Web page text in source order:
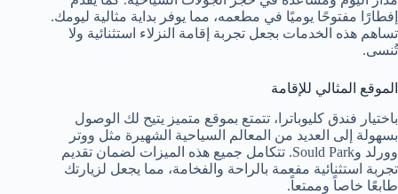
إفطارًا مفتوحًا يوميًا في مطعمه، مما يوفر بداية مثالية ليومك.
تساهم هذه الخدمات بجعل تجربة إقامة النزلاء استثنائية ولا
تُنسى.
الموقع المثالي للإقامة
باختيار فندق كليوباترا، تتمتع بموقع متميز يتيح لك الوصول
بسهولة إلى العديد من المعالم السياحية الشهيرة مثل ووتر
وورلد وSould Park. تتكامل جميع هذه الميزات لضمان تقديم
تجربة استثنائية مفعمة بالراحة والفخامة، مما يجعل لزيارتك
طابعًا خاصاً وممتعاً.